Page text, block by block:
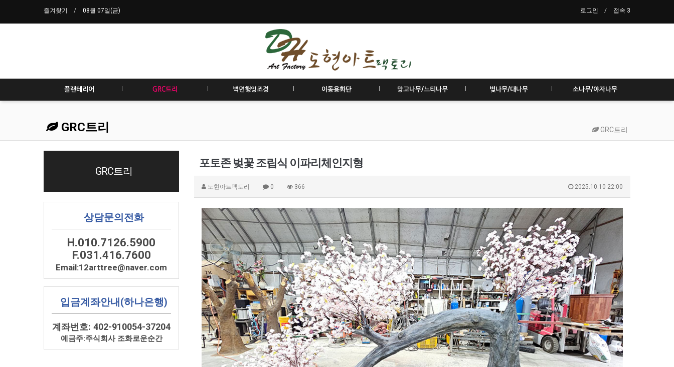
즐겨찾기 08월 07일(금) 로그인 접속 3
플랜테리어 GRC트리 벽면행잉조경 이동용화단 망고나무/느티나무 벚나무/대나무 소나무/야자나무
GRC트리 GRC트리
포토존 벚꽃 조립식 이파리체인지형
도현아트팩토리 0 366 2025.10.10 22:00
GRC트리
상담문의전화
H.010.7126.5900
F.031.416.7600
Email:12arttree@naver.com
입금계좌안내(하나은행)
계좌번호: 402-910054-37204
예금주:주식회사 조화로운순간